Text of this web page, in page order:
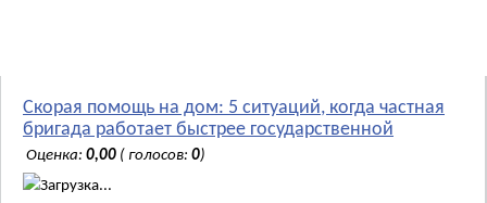
Скорая помощь на дом: 5 ситуаций, когда частная
бригада работает быстрее государственной
Оценка: 0,00 ( голосов: 0)
Загрузка...